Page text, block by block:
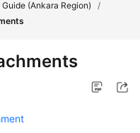
Guide (Ankara Region)
/